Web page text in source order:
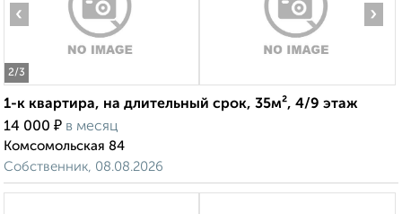
2/3
‹ ›
1-к квартира, на длительный срок, 35м², 4/9 этаж
14 000 ₽ в месяц
Комсомольская 84
Собственник, 08.08.2026